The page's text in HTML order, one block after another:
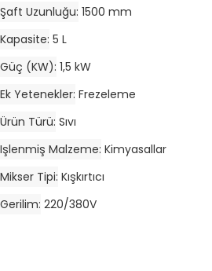
Şaft Uzunluğu 1500 mm
Kapasite 5 L
Güç (kW) 1,5 kW
Ek Yetenekler Frezeleme
Ürün Türü Sıvı
Işlenmiş Malzeme Kimyasallar
Mikser Tipi Kışkırtıcı
Gerilim 220/380V